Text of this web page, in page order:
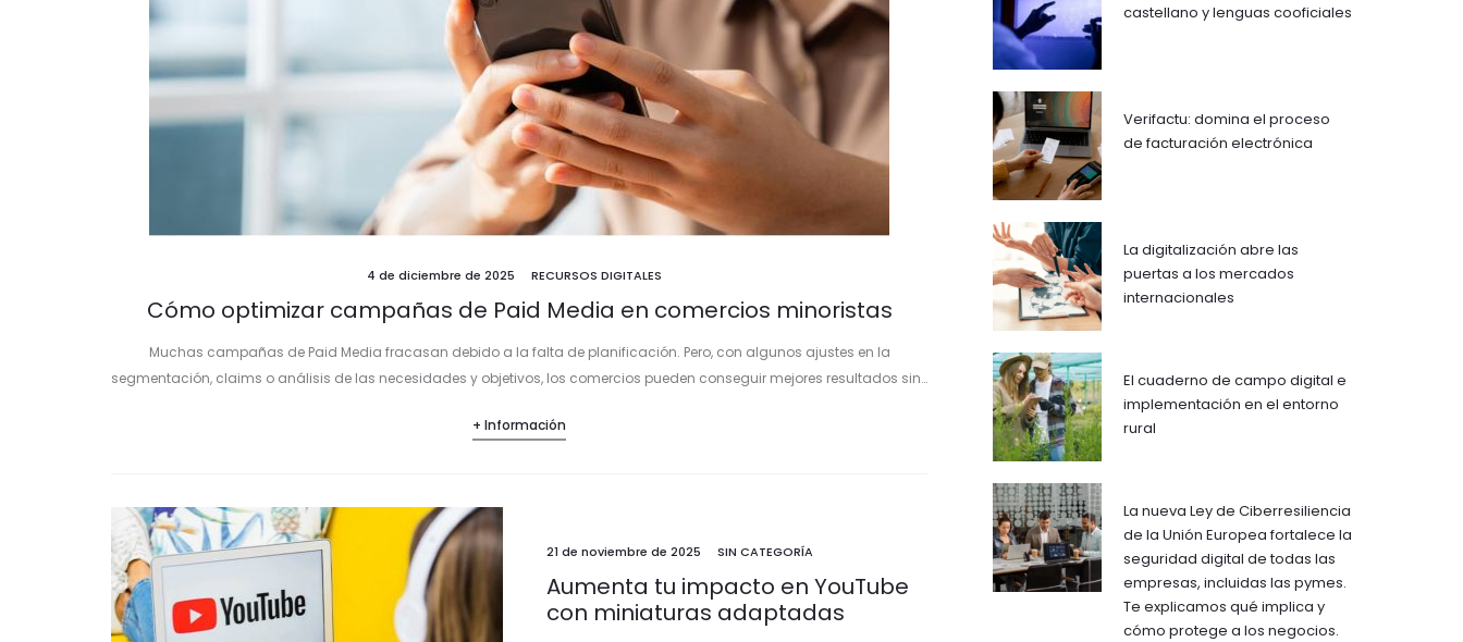
4 de diciembre de 2025 RECURSOS DIGITALES
Cómo optimizar campañas de Paid Media en comercios minoristas
Muchas campañas de Paid Media fracasan debido a la falta de planificación. Pero, con algunos ajustes en la
segmentación, claims o análisis de las necesidades y objetivos, los comercios pueden conseguir mejores resultados sin…
+ Información
21 de noviembre de 2025 SIN CATEGORÍA
Aumenta tu impacto en YouTube
con miniaturas adaptadas
castellano y lenguas cooficiales
Verifactu: domina el proceso
de facturación electrónica
La digitalización abre las
puertas a los mercados
internacionales
El cuaderno de campo digital e
implementación en el entorno
rural
La nueva Ley de Ciberresiliencia
de la Unión Europea fortalece la
seguridad digital de todas las
empresas, incluidas las pymes.
Te explicamos qué implica y
cómo protege a los negocios.